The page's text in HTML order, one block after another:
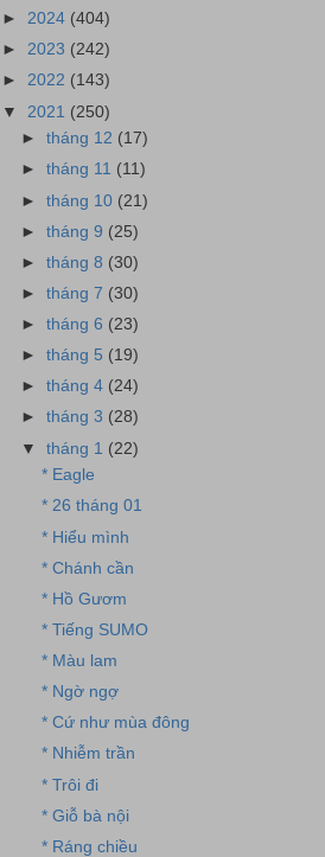
► 2024 (404)
► 2023 (242)
► 2022 (143)
▼ 2021 (250)
►tháng 12 (17)
►tháng 11 (11)
►tháng 10 (21)
►tháng 9 (25)
►tháng 8 (30)
►tháng 7 (30)
►tháng 6 (23)
►tháng 5 (19)
►tháng 4 (24)
►tháng 3 (28)
▼tháng 1 (22)
* Eagle
* 26 tháng 01
* Hiểu mình
* Chánh cần
* Hồ Gươm
* Tiếng SUMO
* Màu lam
* Ngờ ngợ
* Cứ như mùa đông
* Nhiễm trần
* Trôi đi
* Giỗ bà nội
* Ráng chiều